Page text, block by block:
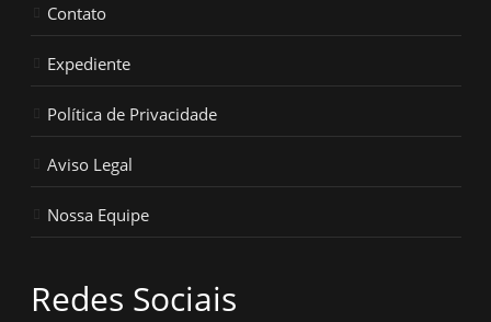
Contato
Expediente
Política de Privacidade
Aviso Legal
Nossa Equipe
Redes Sociais